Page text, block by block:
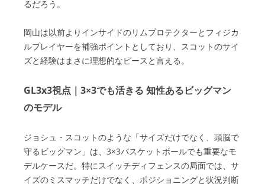
るだろう。
岡山は以前よりインサイドのリムプロテクターとフィジカ
ルプレイヤーを補強ポイントとしており、スコットのサイ
ズと経験はまさに理想的なピースと言える。
GL3x3視点｜3×3でも活きる 知性あるビッグマン
のモデル
ジョシュ・スコットのような「サイズだけでなく、頭脳で
守るビッグマン」は、3×3バスケットボールでも重要なモ
デルケースだ。特にスイッチディフェンスの局面では、サ
イズのミスマッチだけでなく、ポジショニングと状況判断